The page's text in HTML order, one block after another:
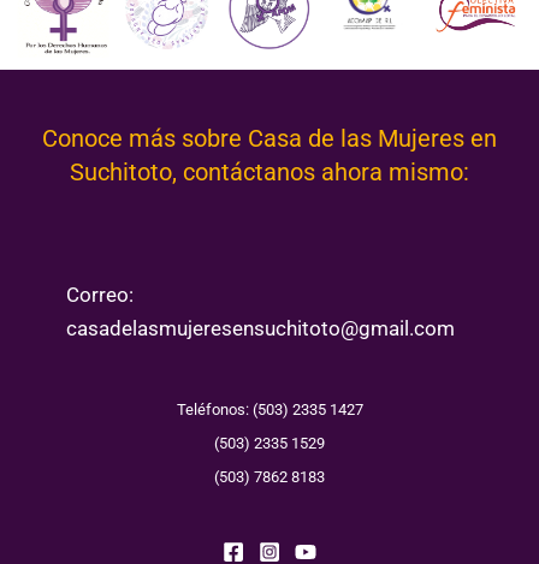
Conoce más sobre Casa de las Mujeres en
Suchitoto, contáctanos ahora mismo:
Correo:
casadelasmujeresensuchitoto@gmail.com
Teléfonos: (503) 2335 1427
(503) 2335 1529
(503) 7862 8183